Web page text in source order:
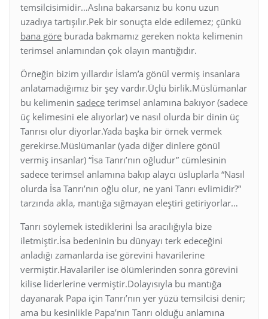
temsilcisimidir…Aslına bakarsanız bu konu uzun
uzadıya tartışılır.Pek bir sonuçta elde edilemez; çünkü
bana göre burada bakmamız gereken nokta kelimenin
terimsel anlamından çok olayın mantığıdır.
Örneğin bizim yıllardır İslam’a gönül vermiş insanlara
anlatamadığımız bir şey vardır.Üçlü birlik.Müslümanlar
bu kelimenin sadece terimsel anlamına bakıyor (sadece
üç kelimesini ele alıyorlar) ve nasıl olurda bir dinin üç
Tanrısı olur diyorlar.Yada başka bir örnek vermek
gerekirse.Müslümanlar (yada diğer dinlere gönül
vermiş insanlar) “İsa Tanrı’nın oğludur” cümlesinin
sadece terimsel anlamına bakıp alaycı üsluplarla “Nasıl
olurda İsa Tanrı’nın oğlu olur, ne yani Tanrı evlimidir?”
tarzında akla, mantığa sığmayan eleştiri getiriyorlar…
Tanrı söylemek istediklerini İsa aracılığıyla bize
iletmiştir.İsa bedeninin bu dünyayı terk edeceğini
anladığı zamanlarda ise görevini havarilerine
vermiştir.Havalariler ise ölümlerinden sonra görevini
kilise liderlerine vermiştir.Dolayısıyla bu mantığa
dayanarak Papa için Tanrı’nın yer yüzü temsilcisi denir;
ama bu kesinlikle Papa’nın Tanrı olduğu anlamına